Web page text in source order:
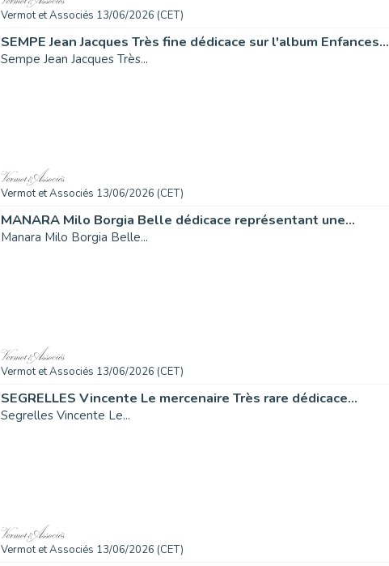
Vermot et Associés 13/06/2026 (CET)
SEMPE Jean Jacques Très fine dédicace sur l'album Enfances...
Sempe Jean Jacques Très...
Vermot et Associés 13/06/2026 (CET)
MANARA Milo Borgia Belle dédicace représentant une...
Manara Milo Borgia Belle...
Vermot et Associés 13/06/2026 (CET)
SEGRELLES Vincente Le mercenaire Très rare dédicace...
Segrelles Vincente Le...
Vermot et Associés 13/06/2026 (CET)